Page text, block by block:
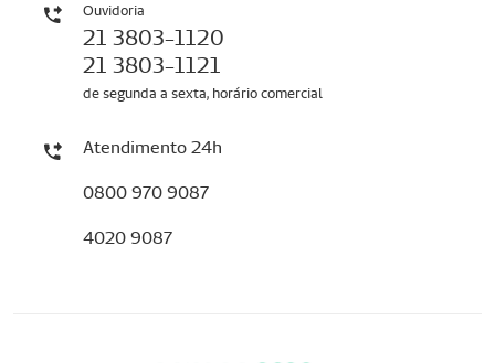
Ouvidoria
21 3803-1120
21 3803-1121
de segunda a sexta, horário comercial
Atendimento 24h
0800 970 9087
4020 9087